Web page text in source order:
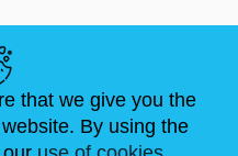
STANDARDGRÖSSEN
SCHREIB UNS
that we give you the
By using the